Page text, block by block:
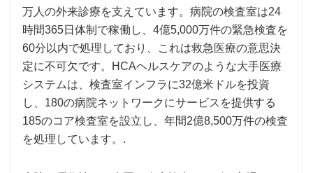
万人の外来診療を支えています。病院の検査室は24
時間365日体制で稼働し、4億5,000万件の緊急検査を
60分以内で処理しており、これは救急医療の意思決
定に不可欠です。HCAヘルスケアのような大手医療
システムは、検査室インフラに32億米ドルを投資
し、180の病院ネットワークにサービスを提供する
185のコア検査室を設立し、年間2億8,500万件の検査
を処理しています。.